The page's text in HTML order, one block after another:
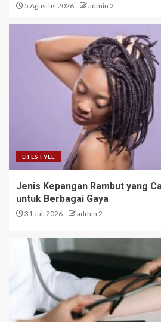
5 Agustus 2026 admin 2
LIFESTYLE
Jenis Kepangan Rambut yang
untuk Berbagai Gaya
31 Juli 2026 admin 2